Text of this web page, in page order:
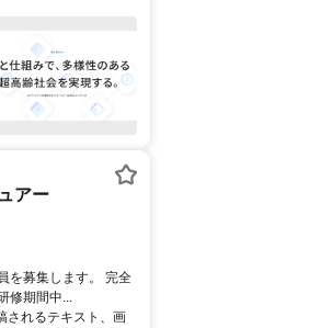
アー
を募集します。 完全
修期間中...
されるテキスト、画